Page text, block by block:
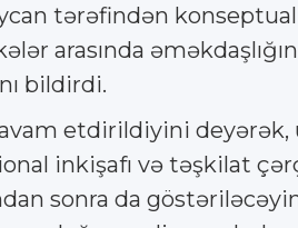
tərəfindən
arasında
bildirdi.
etdirildiyini deyərək,
inkişafı və təşkilat
sonra da